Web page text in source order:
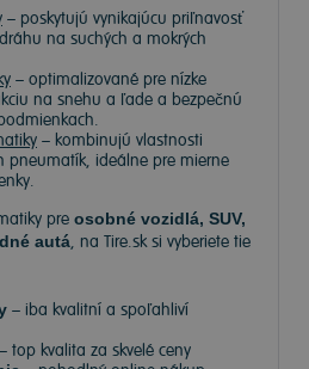
– poskytujú vynikajúcu priľnavosť
na suchých a mokrých
– optimalizované pre nízke
na snehu a ľade a bezpečnú
– kombinujú vlastnosti
pneumatík, ideálne pre mierne
pre osobné vozidlá, SUV,
autá, na Tire.sk si vyberiete tie
– iba kvalitní a spoľahliví
– top kvalita za skvelé ceny